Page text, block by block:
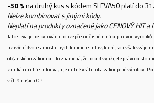
-50 %na druhý kus s kódem SLEVA50platí do
Nelze kombinovat s jinými kódy.
Neplatí na produkty označené jako CENOVÝ HIT a
Tato sleva je poskytována pouze při současném nákupu dvou
uzavření dvou samostatných kupních smluv, které jsou však
občanského zákoníku. To znamená, že pokud využijete právo
zaniká i druhá smlouva, a je nutné vrátit oba zakoupené výrobky.
v čl. 9 našich OP.